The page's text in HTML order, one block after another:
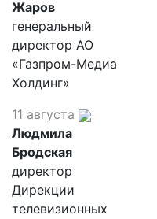
Жаров
генеральный
директор АО
«Газпром-Медиа
Холдинг»
11 августа
Людмила
Бродская
директор
Дирекции
телевизионных